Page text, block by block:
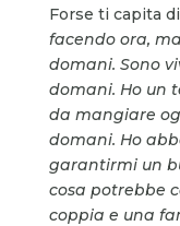
Forse ti capita
facendo ora,
domani. Sono
domani. Ho un
da mangiare
domani. Ho
garantirmi un
cosa potrebbe
coppia e una